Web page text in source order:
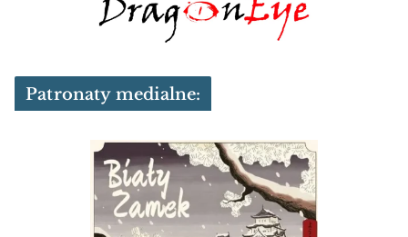
Patronaty medialne: